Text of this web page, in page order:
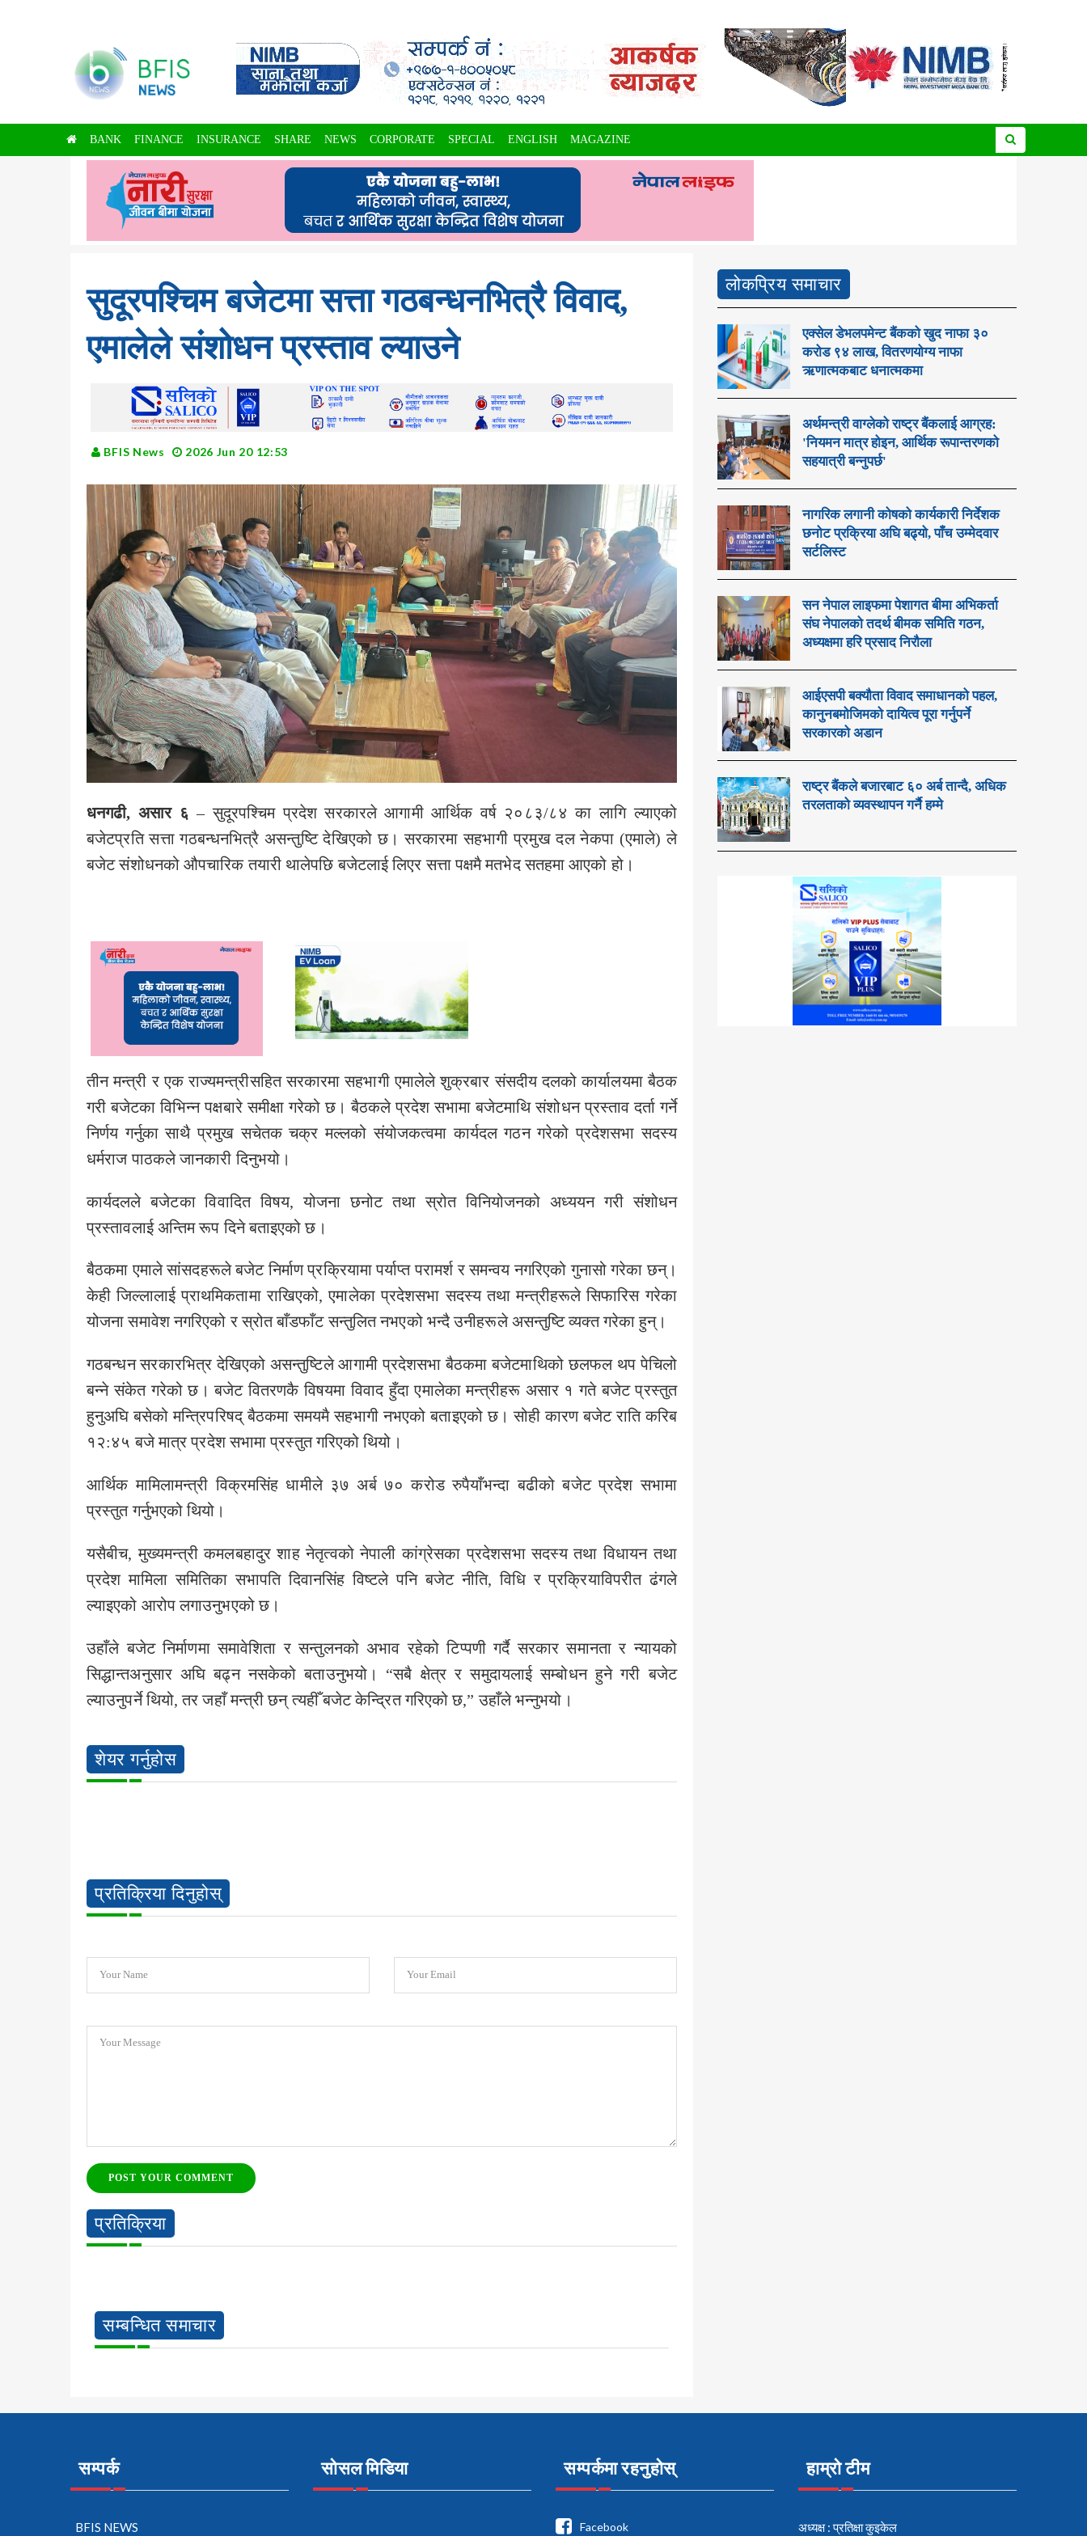
BANK FINANCE INSURANCE SHARE NEWS CORPORATE SPECIAL ENGLISH MAGAZINE
सुदूरपश्चिम बजेटमा सत्ता गठबन्धनभित्रै विवाद,
एमालेले संशोधन प्रस्ताव ल्याउने
BFIS News 2026 Jun 20 12:53
धनगढी, असार ६ – सुदूरपश्चिम प्रदेश सरकारले आगामी आर्थिक वर्ष २०८३/८४ का लागि ल्याएको
बजेटप्रति सत्ता गठबन्धनभित्रै असन्तुष्टि देखिएको छ। सरकारमा सहभागी प्रमुख दल नेकपा (एमाले) ले
बजेट संशोधनको औपचारिक तयारी थालेपछि बजेटलाई लिएर सत्ता पक्षमै मतभेद सतहमा आएको हो।
तीन मन्त्री र एक राज्यमन्त्रीसहित सरकारमा सहभागी एमालेले शुक्रबार संसदीय दलको कार्यालयमा बैठक
गरी बजेटका विभिन्न पक्षबारे समीक्षा गरेको छ। बैठकले प्रदेश सभामा बजेटमाथि संशोधन प्रस्ताव दर्ता गर्ने
निर्णय गर्नुका साथै प्रमुख सचेतक चक्र मल्लको संयोजकत्वमा कार्यदल गठन गरेको प्रदेशसभा सदस्य
धर्मराज पाठकले जानकारी दिनुभयो।
कार्यदलले बजेटका विवादित विषय, योजना छनोट तथा स्रोत विनियोजनको अध्ययन गरी संशोधन
प्रस्तावलाई अन्तिम रूप दिने बताइएको छ।
बैठकमा एमाले सांसदहरूले बजेट निर्माण प्रक्रियामा पर्याप्त परामर्श र समन्वय नगरिएको गुनासो गरेका छन्।
केही जिल्लालाई प्राथमिकतामा राखिएको, एमालेका प्रदेशसभा सदस्य तथा मन्त्रीहरूले सिफारिस गरेका
योजना समावेश नगरिएको र स्रोत बाँडफाँट सन्तुलित नभएको भन्दै उनीहरूले असन्तुष्टि व्यक्त गरेका हुन्।
गठबन्धन सरकारभित्र देखिएको असन्तुष्टिले आगामी प्रदेशसभा बैठकमा बजेटमाथिको छलफल थप पेचिलो
बन्ने संकेत गरेको छ। बजेट वितरणकै विषयमा विवाद हुँदा एमालेका मन्त्रीहरू असार १ गते बजेट प्रस्तुत
हुनुअघि बसेको मन्त्रिपरिषद् बैठकमा समयमै सहभागी नभएको बताइएको छ। सोही कारण बजेट राति करिब
१२:४५ बजे मात्र प्रदेश सभामा प्रस्तुत गरिएको थियो।
आर्थिक मामिलामन्त्री विक्रमसिंह धामीले ३७ अर्ब ७० करोड रुपैयाँभन्दा बढीको बजेट प्रदेश सभामा
प्रस्तुत गर्नुभएको थियो।
यसैबीच, मुख्यमन्त्री कमलबहादुर शाह नेतृत्वको नेपाली कांग्रेसका प्रदेशसभा सदस्य तथा विधायन तथा
प्रदेश मामिला समितिका सभापति दिवानसिंह विष्टले पनि बजेट नीति, विधि र प्रक्रियाविपरीत ढंगले
ल्याइएको आरोप लगाउनुभएको छ।
उहाँले बजेट निर्माणमा समावेशिता र सन्तुलनको अभाव रहेको टिप्पणी गर्दै सरकार समानता र न्यायको
सिद्धान्तअनुसार अघि बढ्न नसकेको बताउनुभयो। “सबै क्षेत्र र समुदायलाई सम्बोधन हुने गरी बजेट
ल्याउनुपर्ने थियो, तर जहाँ मन्त्री छन् त्यहीँ बजेट केन्द्रित गरिएको छ,” उहाँले भन्नुभयो।
शेयर गर्नुहोस
प्रतिक्रिया दिनुहोस्
Your Name Your Email
Your Message
POST YOUR COMMENT
प्रतिक्रिया
सम्बन्धित समाचार
लोकप्रिय समाचार
एक्सेल डेभलपमेन्ट बैंकको खुद नाफा ३०
करोड ९४ लाख, वितरणयोग्य नाफा
ऋणात्मकबाट धनात्मकमा
अर्थमन्त्री वाग्लेको राष्ट्र बैंकलाई आग्रह:
'नियमन मात्र होइन, आर्थिक रूपान्तरणको
सहयात्री बन्नुपर्छ'
नागरिक लगानी कोषको कार्यकारी निर्देशक
छनोट प्रक्रिया अघि बढ्यो, पाँच उम्मेदवार
सर्टलिस्ट
सन नेपाल लाइफमा पेशागत बीमा अभिकर्ता
संघ नेपालको तदर्थ बीमक समिति गठन,
अध्यक्षमा हरि प्रसाद निरौला
आईएसपी बक्यौता विवाद समाधानको पहल,
कानुनबमोजिमको दायित्व पूरा गर्नुपर्ने
सरकारको अडान
राष्ट्र बैंकले बजारबाट ६० अर्ब तान्दै, अधिक
तरलताको व्यवस्थापन गर्नै हम्मे
सम्पर्क
BFIS NEWS
सोसल मिडिया सम्पर्कमा रहनुहोस्
Facebook
हाम्रो टीम
अध्यक्ष : प्रतिक्षा कुइकेल